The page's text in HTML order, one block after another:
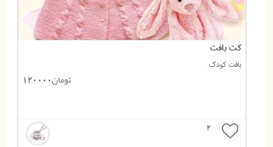
کت بافت
بافت کودک
تومان120000
2